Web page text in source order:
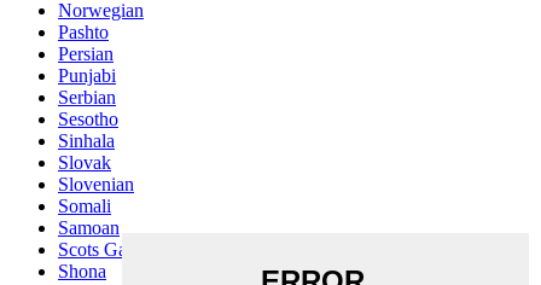
Norwegian
Pashto
Persian
Punjabi
Serbian
Sesotho
Sinhala
Slovak
Slovenian
Somali
Samoan
Scots Gaelic
Shona